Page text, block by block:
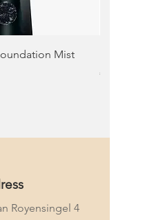
Mist
Price
€32.50
Royensingel 4